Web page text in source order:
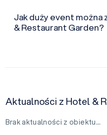
Jak duży event
& Restaurant Garden?
Aktualności z Hotel &
Brak aktualności z obiektu…